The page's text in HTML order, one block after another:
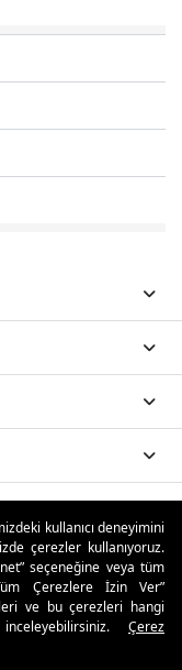
kullanıcı deneyimini
çerezler kullanıyoruz.
seçeneğine veya tüm
Çerezlere İzin Ver”
ve bu çerezleri hangi
inceleyebilirsiniz.
Çerez